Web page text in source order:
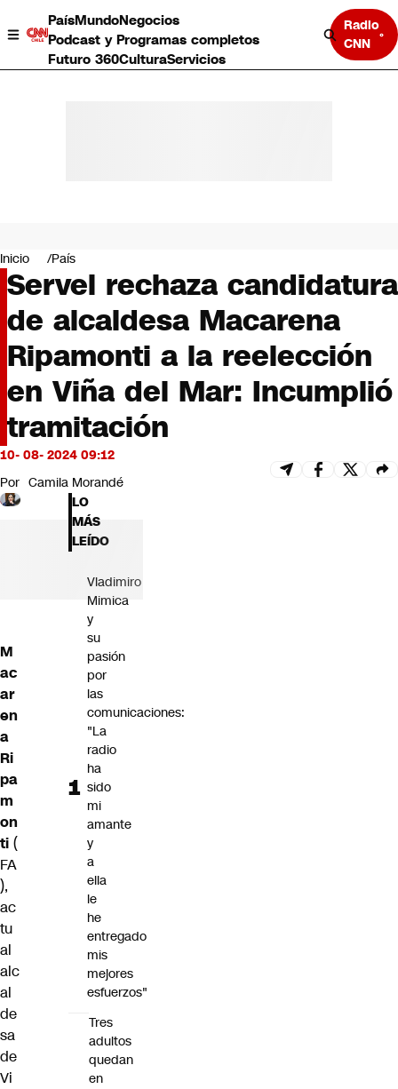
PaísMundoNegocios
Podcast y Programas completos
Futuro 360CulturaServicios
Radio
CNN
Negocios
Deportes
Programas completos
Cultura
Servicios
Bits
CNN Data
CNN tiempo
Futuro 360
Opinión
Inicio País
Servel rechaza candidatura
de alcaldesa Macarena
Ripamonti a la reelección
en Viña del Mar: Incumplió
tramitación
10- 08- 2024 09:12
Por Camila Morandé
M
ac
ar
en
a
Ri
pa
m
on
ti (
FA
),
ac
tu
al
alc
al
de
sa
de
Vi
LO
MÁS
LEÍDO
Vladimiro
Mimica
y
su
pasión
por
las
comunicaciones:
"La
radio
ha
sido
mi
amante
y
a
ella
le
he
entregado
mis
mejores
esfuerzos"
Tres
adultos
quedan
en